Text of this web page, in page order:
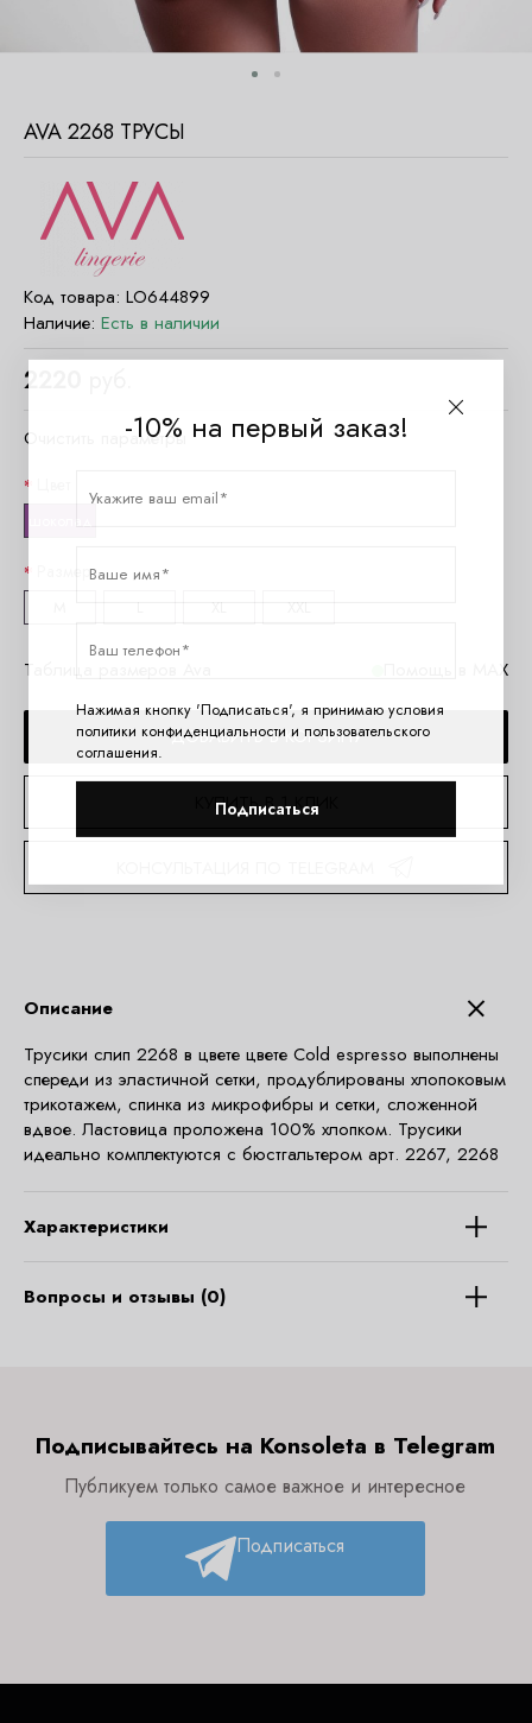
AVA 2268 ТРУСЫ
Код товара: LO644899
Наличие: Есть в наличии
2220
Очистить параметры
шоколад
Размер
L XL XXL
Таблица размеров Ava Помощь в MAX
ДОБАВИТЬ В КОРЗИНУ
КУПИТЬ В 1 КЛИК
Описание
Трусики слип 2268 в цвете цвете Cold espresso выполнены
спереди из эластичной сетки, продублированы хлопоковым
трикотажем, спинка из микрофибры и сетки, сложенной
вдвое. Ластовица проложена 100% хлопком. Трусики
идеально комплектуются с бюстгальтером арт. 2267, 2268
Характеристики
Вопросы и отзывы (0)
Подписывайтесь на Konsoleta в Telegram
Публикуем только самое важное и интересное
Подписаться
-10% на первый заказ!
Нажимая кнопку 'Подписаться', я принимаю условия
политики конфиденциальности и пользовательского
соглашения.
Подписаться